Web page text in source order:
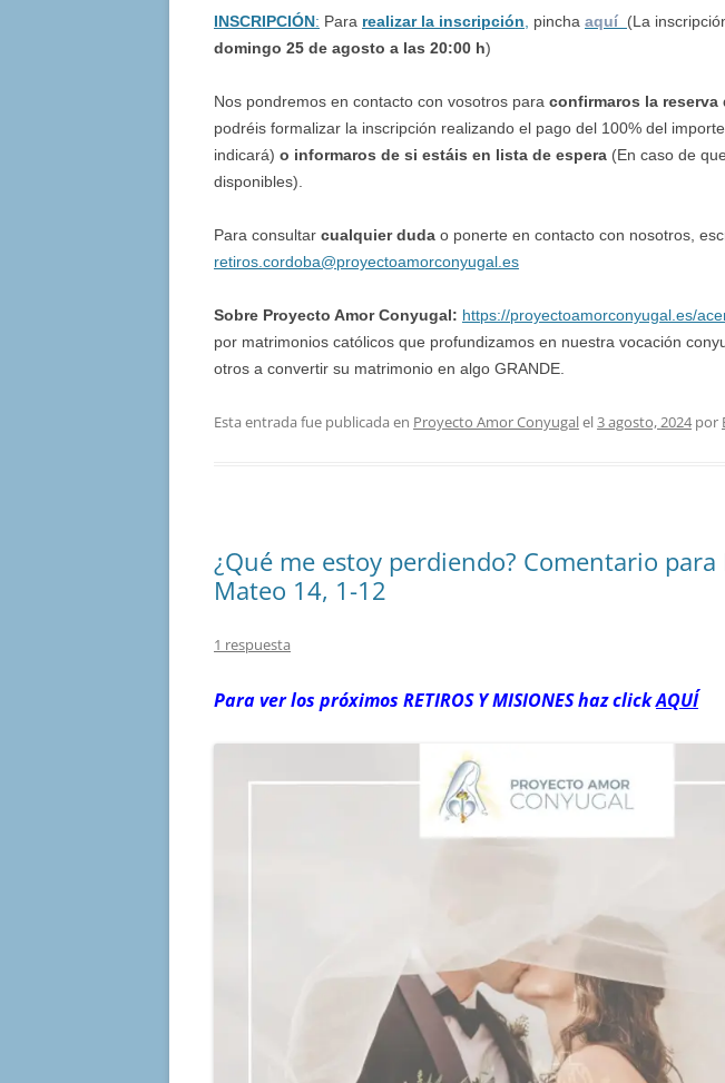
INSCRIPCIÓN: Para realizar la inscripción, pincha aquí (La
domingo 25 de agosto a las 20:00 h)
Nos pondremos en contacto con vosotros para confirmaros la reserva
podréis formalizar la inscripción realizando el pago del 100% del
indicará) o informaros de si estáis en lista de espera (En caso de
disponibles).
Para consultar cualquier duda o ponerte en contacto con nosotros,
retiros.cordoba@proyectoamorconyugal.es
Sobre Proyecto Amor Conyugal: https://proyectoamorconyugal.es/
por matrimonios católicos que profundizamos en nuestra vocación
otros a convertir su matrimonio en algo GRANDE.
Esta entrada fue publicada en Proyecto Amor Conyugalel3 agosto, 2024por
¿Qué me estoy perdiendo? Comentario
Mateo 14, 1-12
1 respuesta
Para ver los próximos RETIROSY MISIONES haz clickAQUÍ